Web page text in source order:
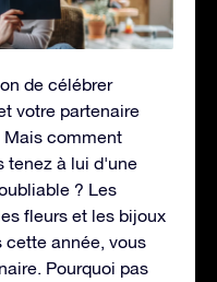
de célébrer
votre partenaire
Mais comment
tenez à lui d'une
? Les
fleurs et les bijoux
cette année, vous
Pourquoi pas